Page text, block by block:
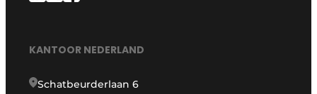
KANTOOR NEDERLAND
Schatbeurderlaan 6